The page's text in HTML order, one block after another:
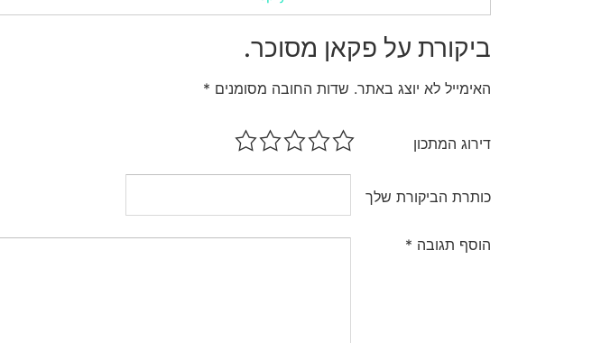
ביקורת על פקאן מסוכר.
האימייל לא יוצג באתר. שדות החובה מסומנים *
דירוג המתכון
כותרת הביקורת שלך
הוסף תגובה *